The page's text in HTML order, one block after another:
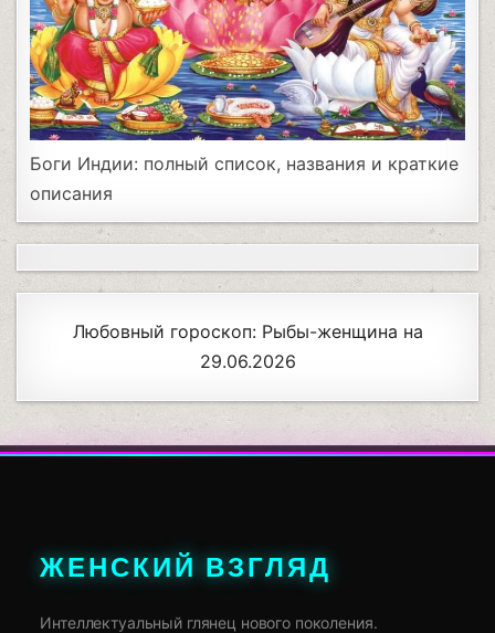
Боги Индии: полный список, названия и краткие
описания
Любовный гороскоп: Рыбы-женщина на
29.06.2026
ЖЕНСКИЙ ВЗГЛЯД
Интеллектуальный глянец нового поколения.